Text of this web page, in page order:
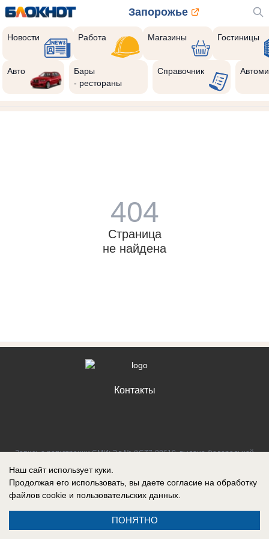
Запорожье
Новости Работа Магазины Гостиницы
Авто
Бары
- рестораны
Справочник
404
Страница
не найдена
Контакты
Запись о регистрации СМИ: Эл № ФС77-88610, выдано Федеральной
массовых коммуникаций (Роскомнадзор) 05 ноября 2024 г.
Наш сайт использует куки.
Продолжая его использовать, вы даете согласие на обработку
файлов cookie и пользовательских данных.
ПОНЯТНО